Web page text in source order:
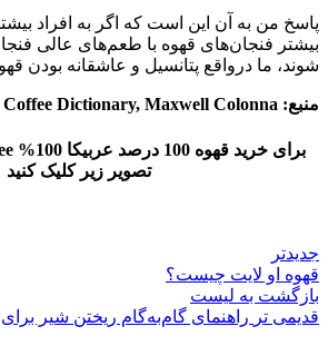
پاسخ من به آن این است که اگر به افراد
بیشتر فنجان‌های قهوه با طعم‌های عالی
شوند، ما درواقع پتانسیل و عاشقانه بودن
منبع: Dictionary, Maxwell Colonna
تصویر زیر کلیک کنید
جدیدتر
قهوه او لایت چیست؟
بازگشت به لیست
قدیمی تر راهنمای گام‌به‌گام ریختن شیر برای